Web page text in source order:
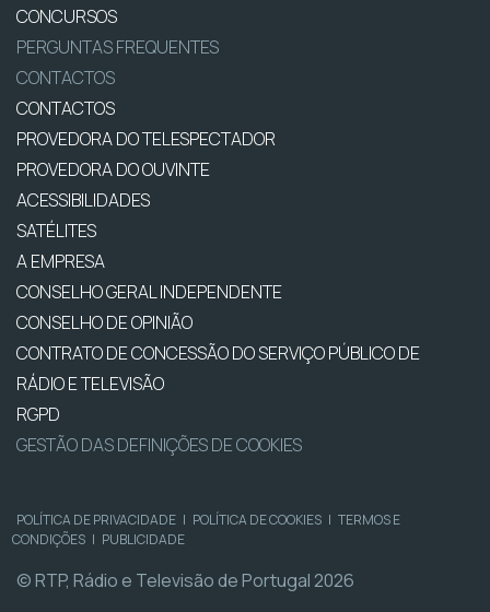
CONCURSOS
PERGUNTAS FREQUENTES
CONTACTOS
CONTACTOS
PROVEDORA DO TELESPECTADOR
PROVEDORA DO OUVINTE
ACESSIBILIDADES
SATÉLITES
A EMPRESA
CONSELHO GERAL INDEPENDENTE
CONSELHO DE OPINIÃO
CONTRATO DE CONCESSÃO DO SERVIÇO PÚBLICO DE
RÁDIO E TELEVISÃO
RGPD
GESTÃO DAS DEFINIÇÕES DE COOKIES
POLÍTICA DE PRIVACIDADE | POLÍTICA DE COOKIES | TERMOS E
CONDIÇÕES | PUBLICIDADE
© RTP, Rádio e Televisão de Portugal 2026